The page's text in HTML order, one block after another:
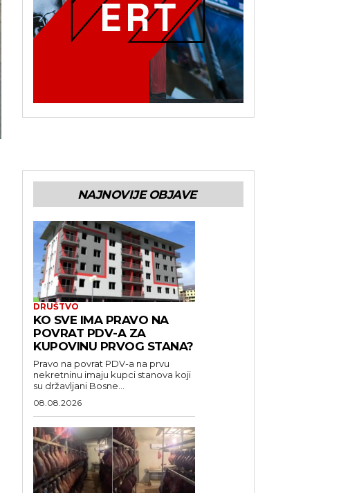
NAJNOVIJE OBJAVE
DRUŠTVO
KO SVE IMA PRAVO NA
POVRAT PDV-A ZA
KUPOVINU PRVOG STANA?
Pravo na povrat PDV-a na prvu
nekretninu imaju kupci stanova koji
su državljani Bosne...
08.08.2026